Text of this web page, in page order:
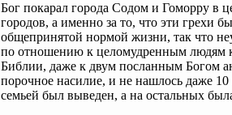
Бог покарал города Содом и Гоморру в
городов, а именно за то, что эти грехи
общепринятой нормой жизни, так что
по отношению к целомудренным людям
Библии, даже к двум посланным Богом
порочное насилие, и не нашлось даже
семьей был выведен, а на остальных